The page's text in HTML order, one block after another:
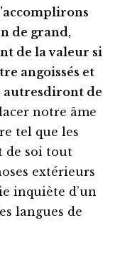
de grand,
de la valeur si
angoissés et
autresdiront de
notre âme
tel que les
de soi tout
extérieurs
inquiète d’un
langues de